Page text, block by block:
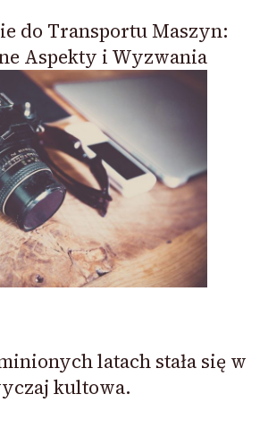
do Transportu Maszyn:
Aspekty i Wyzwania
latach stała się w
kultowa.